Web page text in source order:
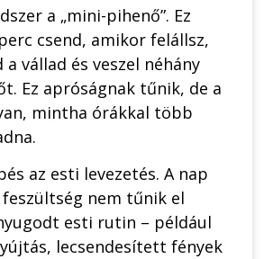
a „mini-pihenő”. Ez
csend, amikor felállsz,
vállad és veszel néhány
Ez apróságnak tűnik, de a
mintha órákkal több
az esti levezetés. A nap
nem tűnik el
esti rutin – például
lecsendesített fények